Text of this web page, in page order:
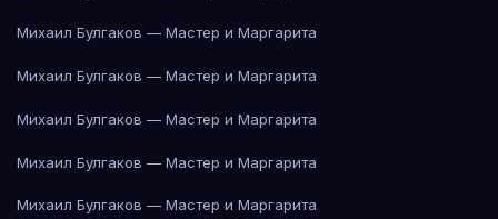
Михаил Булгаков — Мастер и Маргарита
Михаил Булгаков — Мастер и Маргарита
Михаил Булгаков — Мастер и Маргарита
Михаил Булгаков — Мастер и Маргарита
Михаил Булгаков — Мастер и Маргарита